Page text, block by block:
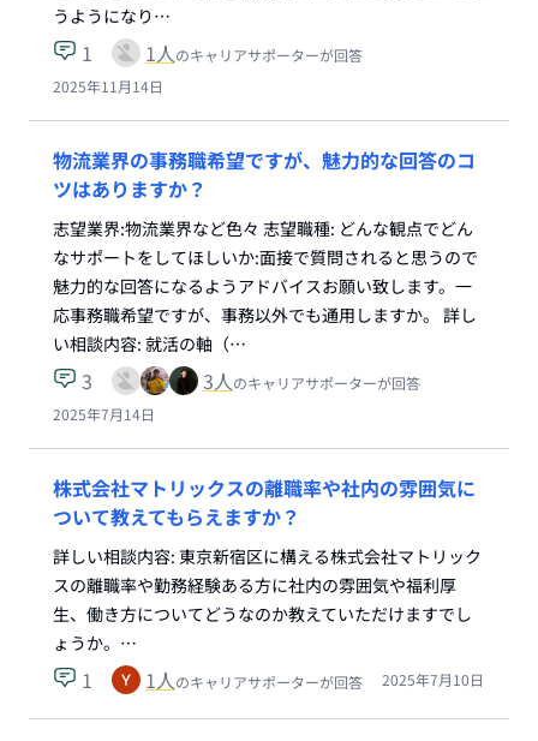
うようになり…
1 1人のキャリアサポーターが回答
2025年11月14日
物流業界の事務職希望ですが、魅力的な回答のコ
ツはありますか？
志望業界:物流業界など色々 志望職種: どんな観点でどん
なサポートをしてほしいか:面接で質問されると思うので
魅力的な回答になるようアドバイスお願い致します。一
応事務職希望ですが、事務以外でも通用しますか。 詳し
い相談内容: 就活の軸（…
3 3人のキャリアサポーターが回答
2025年7月14日
株式会社マトリックスの離職率や社内の雰囲気に
ついて教えてもらえますか？
詳しい相談内容: 東京新宿区に構える株式会社マトリック
スの離職率や勤務経験ある方に社内の雰囲気や福利厚
生、働き方についてどうなのか教えていただけますでし
ょうか。…
1 1人のキャリアサポーターが回答 2025年7月10日